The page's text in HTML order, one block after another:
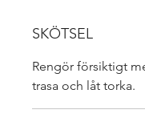
SKÖTSEL
Rengör försiktigt
trasa och låt torka.